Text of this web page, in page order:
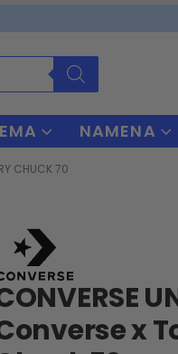
NAMENA
CHUCK 70
x